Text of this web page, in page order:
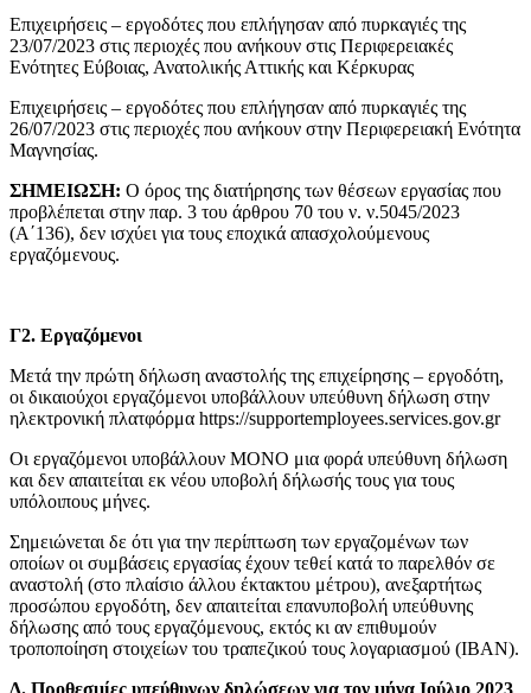
Επιχειρήσεις – εργοδότες που επλήγησαν από πυρκαγιές της
23/07/2023 στις περιοχές που ανήκουν στις Περιφερειακές
Ενότητες Εύβοιας, Ανατολικής Αττικής και Κέρκυρας
Επιχειρήσεις – εργοδότες που επλήγησαν από πυρκαγιές της
26/07/2023 στις περιοχές που ανήκουν στην Περιφερειακή Ενότητα
Μαγνησίας.
ΣΗΜΕΙΩΣΗ: Ο όρος της διατήρησης των θέσεων εργασίας που
προβλέπεται στην παρ. 3 του άρθρου 70 του ν. ν.5045/2023
(Α΄136), δεν ισχύει για τους εποχικά απασχολούμενους
εργαζόμενους.
Γ2. Εργαζόμενοι
Μετά την πρώτη δήλωση αναστολής της επιχείρησης – εργοδότη,
οι δικαιούχοι εργαζόμενοι υποβάλλουν υπεύθυνη δήλωση στην
ηλεκτρονική πλατφόρμα https://supportemployees.services.gov.gr
Οι εργαζόμενοι υποβάλλουν ΜΟΝΟ μια φορά υπεύθυνη δήλωση
και δεν απαιτείται εκ νέου υποβολή δήλωσής τους για τους
υπόλοιπους μήνες.
Σημειώνεται δε ότι για την περίπτωση των εργαζομένων των
οποίων οι συμβάσεις εργασίας έχουν τεθεί κατά το παρελθόν σε
αναστολή (στο πλαίσιο άλλου έκτακτου μέτρου), ανεξαρτήτως
προσώπου εργοδότη, δεν απαιτείται επανυποβολή υπεύθυνης
δήλωσης από τους εργαζόμενους, εκτός κι αν επιθυμούν
τροποποίηση στοιχείων του τραπεζικού τους λογαριασμού (ΙΒΑΝ).
Δ. Προθεσμίες υπεύθυνων δηλώσεων για τον μήνα Ιούλιο 2023